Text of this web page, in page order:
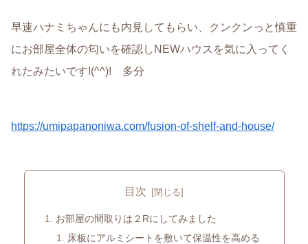
早速ハナミちゃんにも内見してもらい、クンクンっと慎重
にお部屋全体の匂いを確認しNEWハウスを気に入ってく
れたみたいです!(^^)! 多分
https://umipapanoniwa.com/fusion-of-shelf-and-house/
目次
お部屋の間取りは２Rにしてみました
床板にアルミシートを敷いて保温性を高める